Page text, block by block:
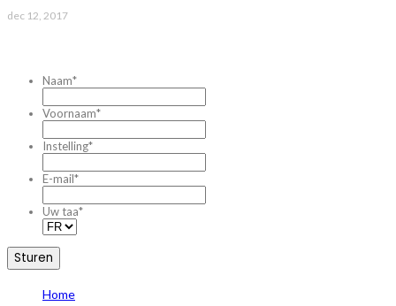
dec 12, 2017
Naam*
Voornaam*
Instelling*
E-mail*
Uw taa*
Home